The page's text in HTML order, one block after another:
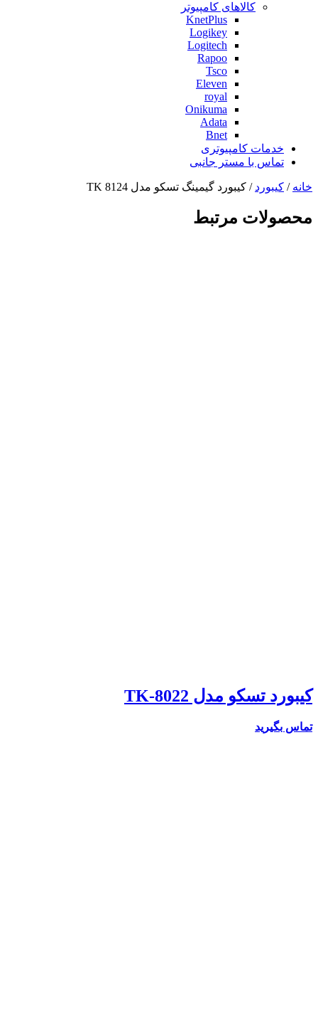
کالاهای کامپیوتر
KnetPlus
Logikey
Logitech
Rapoo
Tsco
Eleven
royal
Onikuma
Adata
Bnet
خدمات کامپیوتری
تماس با مستر جانبی
خانه / کیبورد / کیبورد گیمینگ تسکو مدل TK 8124
محصولات مرتبط
کیبورد تسکو مدل TK-8022
تماس بگیرید